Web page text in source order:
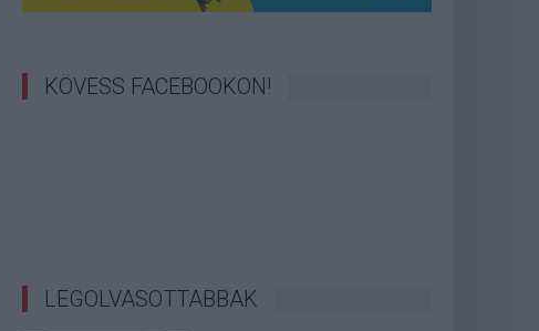
KÖVESS FACEBOOKON!
LEGOLVASOTTABBAK